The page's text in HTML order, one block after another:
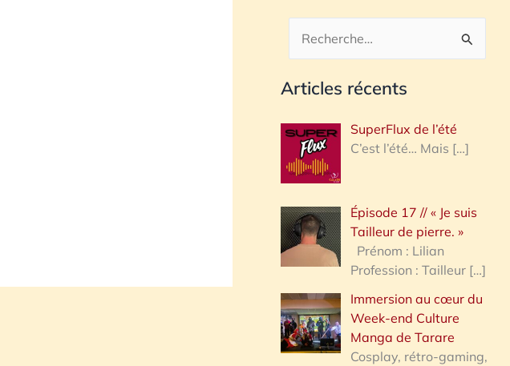
c
h
r
h
e
:
Articles récents
SuperFlux de l’été
C’est l’été… Mais […]
Épisode 17 // « Je suis
Tailleur de pierre. »
Prénom : Lilian
Profession : Tailleur […]
Immersion au cœur du
Week-end Culture
Manga de Tarare
Cosplay, rétro-gaming,